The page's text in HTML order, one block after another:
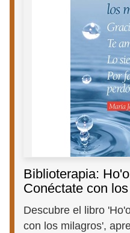
Biblioterapia:
Conéctate con
Descubre el libro
con los milagros',